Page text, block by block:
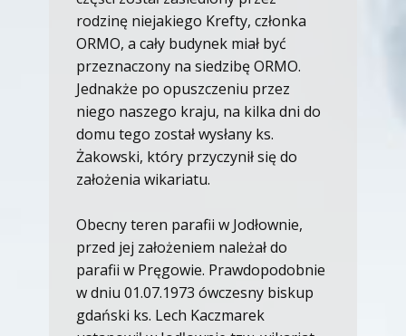
rodzinę niejakiego Krefty, członka
ORMO, a cały budynek miał być
przeznaczony na siedzibę ORMO.
Jednakże po opuszczeniu przez
niego naszego kraju, na kilka dni do
domu tego został wysłany ks.
Żakowski, który przyczynił się do
założenia wikariatu.
Obecny teren parafii w Jodłownie,
przed jej założeniem należał do
parafii w Pręgowie. Prawdopodobnie
w dniu 01.07.1973 ówczesny biskup
gdański ks. Lech Kaczmarek